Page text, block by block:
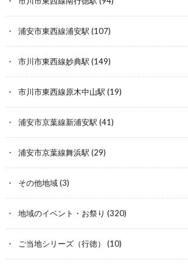
浦安市東西線浦安駅 (107)
市川市東西線妙典駅 (149)
市川市東西線原木中山駅 (19)
浦安市京葉線新浦安駅 (41)
浦安市京葉線舞浜駅 (29)
その他地域(3)
地域のイベント・お祭り (320)
ご当地シリーズ（行徳） (10)